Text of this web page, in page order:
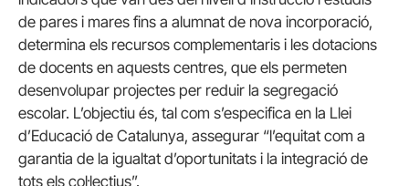
de pares i mares fins a alumnat de nova incorporació,
determina els recursos complementaris i les dotacions
de docents en aquests centres, que els permeten
desenvolupar projectes per reduir la segregació
escolar. L’objectiu és, tal com s’especifica en la Llei
d’Educació de Catalunya, assegurar “l’equitat com a
garantia de la igualtat d’oportunitats i la integració de
tots els col·lectius”.